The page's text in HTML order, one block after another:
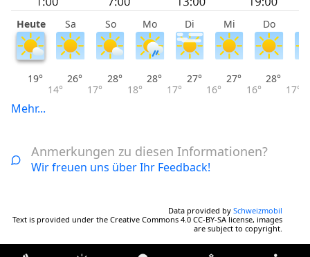
Heute Sa So Mo Di Mi Do
19°
14°
26°
17°
28°
18°
28°
17°
27°
16°
27°
16°
28°
17°
Mehr...
Anmerkungen zu diesen Informationen?
Wir freuen uns über Ihr Feedback!
Data provided by Schweizmobil
Text is provided under the Creative Commons 4.0 CC-BY-SA license, images
are subject to copyright.